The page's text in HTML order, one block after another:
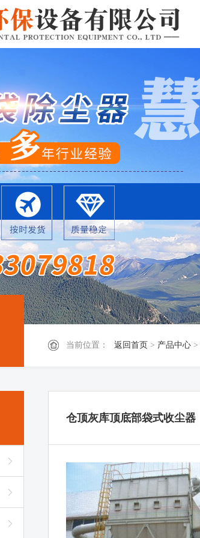
当前位置： 返回首页 > 产品中心 >
仓顶灰库顶底部袋式收尘器